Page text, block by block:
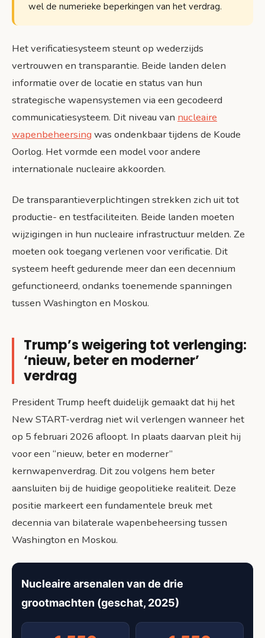
wel de numerieke beperkingen van het verdrag.
Het verificatiesysteem steunt op wederzijds
vertrouwen en transparantie. Beide landen delen
informatie over de locatie en status van hun
strategische wapensystemen via een gecodeerd
communicatiesysteem. Dit niveau van nucleaire
wapenbeheersing was ondenkbaar tijdens de Koude
Oorlog. Het vormde een model voor andere
internationale nucleaire akkoorden.
De transparantieverplichtingen strekken zich uit tot
productie- en testfaciliteiten. Beide landen moeten
wijzigingen in hun nucleaire infrastructuur melden. Ze
moeten ook toegang verlenen voor verificatie. Dit
systeem heeft gedurende meer dan een decennium
gefunctioneerd, ondanks toenemende spanningen
tussen Washington en Moskou.
Trump’s weigering tot verlenging:
‘nieuw, beter en moderner’
verdrag
President Trump heeft duidelijk gemaakt dat hij het
New START-verdrag niet wil verlengen wanneer het
op 5 februari 2026 afloopt. In plaats daarvan pleit hij
voor een “nieuw, beter en moderner”
kernwapenverdrag. Dit zou volgens hem beter
aansluiten bij de huidige geopolitieke realiteit. Deze
positie markeert een fundamentele breuk met
decennia van bilaterale wapenbeheersing tussen
Washington en Moskou.
Nucleaire arsenalen van de drie
grootmachten (geschat, 2025)